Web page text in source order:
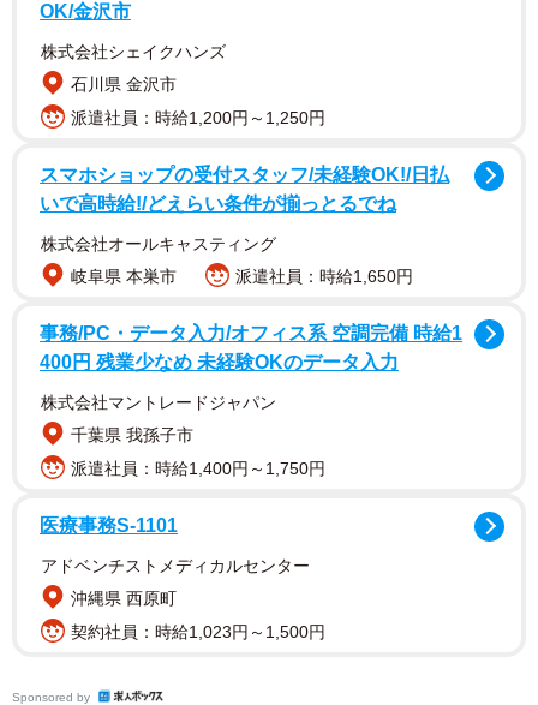
その後、きなこちゃんは無事に眠りにつくことができたの
か。また、飼い主さんの腕はこの後どうなったのかも心配
ですね。飼い主さんの「きなこ」（
この時の詳しい状況や、普段のきなこちゃんの様子につい
OK/金沢市
株式会社シェイクハンズ
石川県 金沢市
派遣社員：時給1,200円～1,250円
スマホショップの受付スタッフ/未経験OK!/日払
いで高時給!/どえらい条件が揃っとるでね
株式会社オールキャスティング
岐阜県 本巣市
派遣社員：時給1,650円
事務/PC・データ入力/オフィス系 空調完備 時給1
400円 残業少なめ 未経験OKのデータ入力
株式会社マントレードジャパン
千葉県 我孫子市
派遣社員：時給1,400円～1,750円
医療事務S-1101
アドベンチストメディカルセンター
沖縄県 西原町
契約社員：時給1,023円～1,500円
Sponsored by